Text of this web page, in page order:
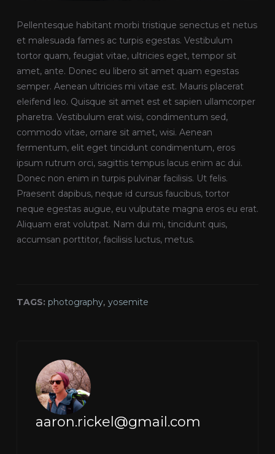
Pellentesque habitant morbi tristique senectus et netus
et malesuada fames ac turpis egestas. Vestibulum
tortor quam, feugiat vitae, ultricies eget, tempor sit
amet, ante. Donec eu libero sit amet quam egestas
semper. Aenean ultricies mi vitae est. Mauris placerat
eleifend leo. Quisque sit amet est et sapien ullamcorper
pharetra. Vestibulum erat wisi, condimentum sed,
commodo vitae, ornare sit amet, wisi. Aenean
fermentum, elit eget tincidunt condimentum, eros
ipsum rutrum orci, sagittis tempus lacus enim ac dui.
Donec non enim in turpis pulvinar facilisis. Ut felis.
Praesent dapibus, neque id cursus faucibus, tortor
neque egestas augue, eu vulputate magna eros eu erat.
Aliquam erat volutpat. Nam dui mi, tincidunt quis,
accumsan porttitor, facilisis luctus, metus.
TAGS: photography, yosemite
aaron.rickel@gmail.com